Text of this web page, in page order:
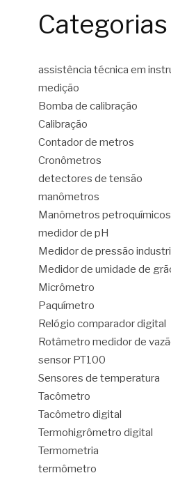
Categorias
assistência técnica em
medição
Bomba de calibração
Calibração
Contador de metros
Cronômetros
detectores de tensão
manômetros
Manômetros petroquímicos
medidor de pH
Medidor de pressão
Medidor de umidade de
Micrômetro
Paquímetro
Relógio comparador digital
Rotâmetro medidor de
sensor PT100
Sensores de temperatura
Tacômetro
Tacômetro digital
Termohigrômetro digital
Termometria
termômetro